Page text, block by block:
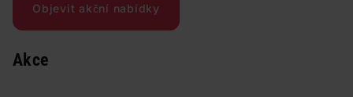
Objevit akční nabídky
Akce